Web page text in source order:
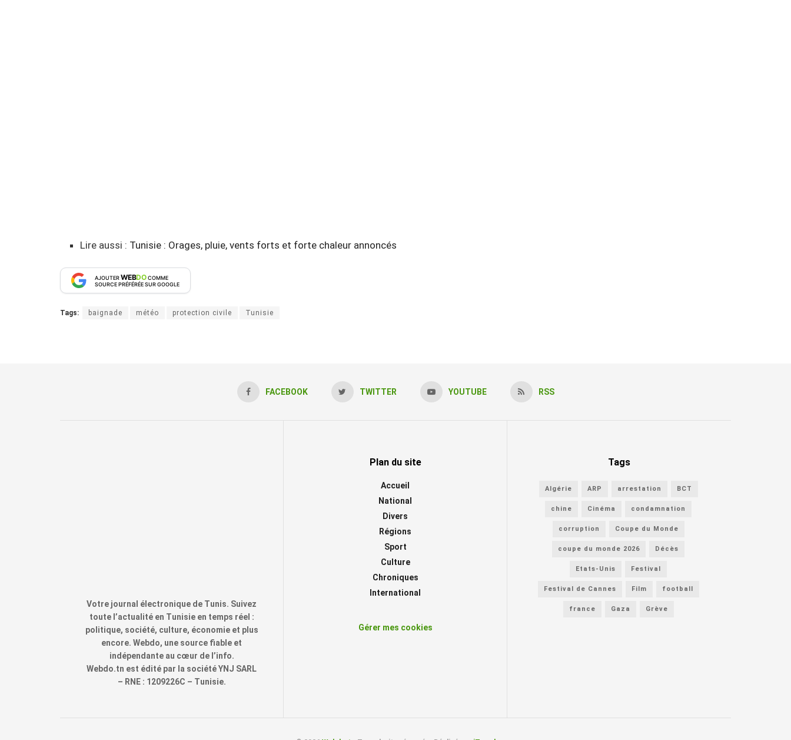
Lire aussi : Tunisie : Orages, pluie, vents forts et forte chaleur annoncés
AJOUTERWEBDOCOMME
SOURCE PRÉFÉRÉE SUR GOOGLE
Tags: baignade météo protection civile Tunisie
FACEBOOK TWITTER YOUTUBE RSS
Votre journal électronique de Tunis. Suivez
toute l’actualité en Tunisie en temps réel :
politique, société, culture, économie et plus
encore. Webdo, une source fiable et
indépendante au cœur de l’info.
Webdo.tn est édité par la société YNJ SARL
– RNE : 1209226C – Tunisie.
Plan du site
Accueil
National
Divers
Régions
Sport
Culture
Chroniques
International
Gérer mes cookies
Tags
Algérie ARP arrestation BCT
chine Cinéma condamnation
corruption Coupe du Monde
coupe du monde 2026 Décès
Etats-Unis Festival
Festival de Cannes Film football
france Gaza Grève